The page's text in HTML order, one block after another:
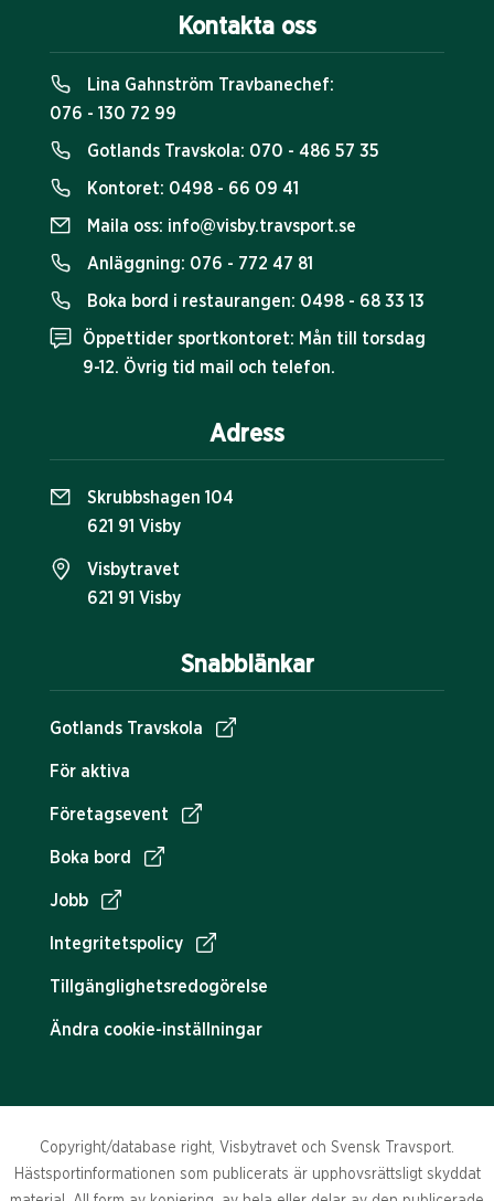
Snabblänkar
Gotlands Travskola
För aktiva
Företagsevent
Boka bord
Jobb
Integritetspolicy
Tillgänglighetsredogörelse
Ändra cookie-inställningar
Kontakta oss
Lina Gahnström Travbanechef:
076 - 130 72 99
Gotlands Travskola: 070 - 486 57 35
Kontoret: 0498 - 66 09 41
Maila oss: info@visby.travsport.se
Anläggning: 076 - 772 47 81
Boka bord i restaurangen: 0498 - 68 33 13
Öppettider sportkontoret: Mån till torsdag
9-12. Övrig tid mail och telefon.
Adress
Skrubbshagen 104
621 91 Visby
Visbytravet
621 91 Visby
Copyright/database right, Visbytravet och Svensk Travsport.
Hästsportinformationen som publicerats är upphovsrättsligt skyddat